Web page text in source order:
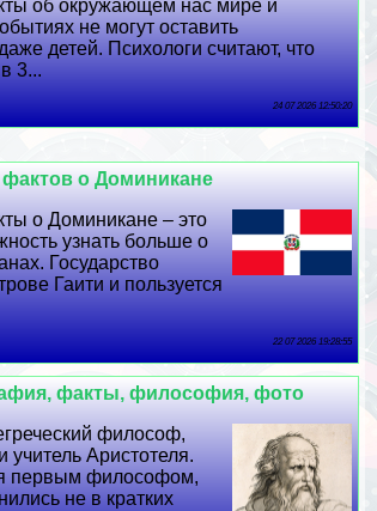
об окружающем нас мире и
не могут оставить
детей. Психологи считают, что
3...
24 07 2026 12:50:20
о Доминикане
о Доминикане – это
узнать больше о
Государство
Гаити и пользуется
22 07 2026 19:28:55
факты, философия, фото
философ,
учитель Аристотеля.
первым философом,
не в кратких